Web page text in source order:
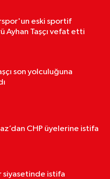
eski sportif
Ayhan Taşçı vefat etti
son yolculuğuna
CHP üyelerine istifa
siyasetinde istifa